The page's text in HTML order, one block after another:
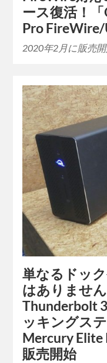
ース復活！
Pro FireWire/
2020年2月に販売
単なるドッ
はありませ
Thunderbolt
ッキングス
Mercury Elite
販売開始